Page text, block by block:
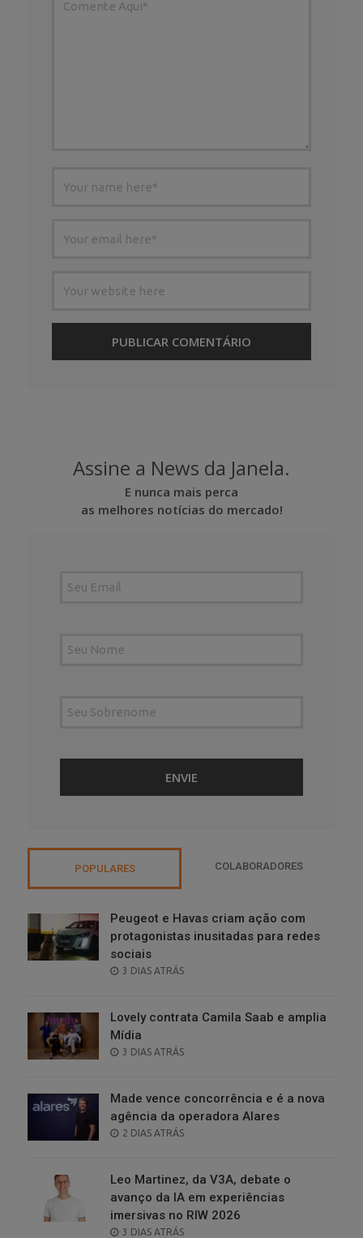
Assine a News da Janela.
E nunca mais perca
as melhores notícias do mercado!
POPULARES COLABORADORES
Peugeot e Havas criam ação com
protagonistas inusitadas para redes
sociais
POSTED
3 DIAS ATRÁS
Lovely contrata Camila Saab e amplia
Mídia
POSTED
3 DIAS ATRÁS
Made vence concorrência e é a nova
agência da operadora Alares
POSTED
2 DIAS ATRÁS
Leo Martinez, da V3A, debate o
avanço da IA em experiências
imersivas no RIW 2026
POSTED
3 DIAS ATRÁS